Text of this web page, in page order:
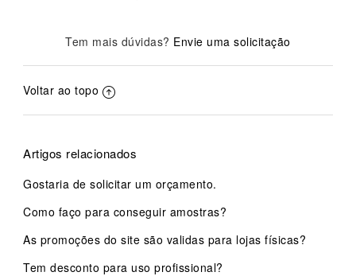
Tem mais dúvidas? Envie uma solicitação
Voltar ao topo
Artigos relacionados
Gostaria de solicitar um orçamento.
Como faço para conseguir amostras?
As promoções do site são validas para lojas físicas?
Tem desconto para uso profissional?